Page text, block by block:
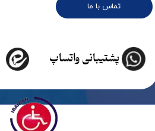
تماس با ما
پشتیبانی واتساپ